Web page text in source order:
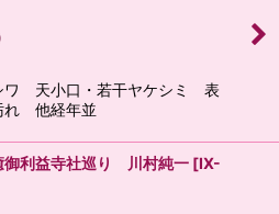
ワ 天小口・若干ヤケシミ 表
れ 他経年並
御利益寺社巡り 川村純一 [IX-